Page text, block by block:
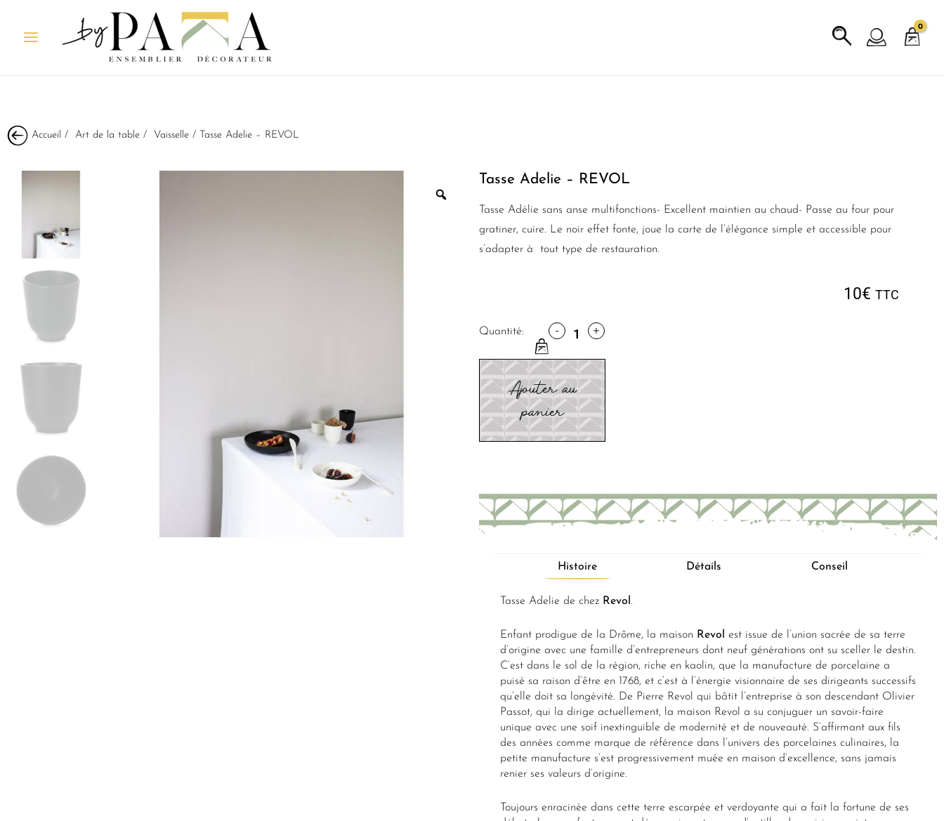
Accueil / Art de la table / Vaisselle / Tasse Adelie – REVOL
Tasse Adelie – REVOL
Tasse Adélie sans anse multifonctions- Excellent maintien au chaud- Passe au four pour
gratiner, cuire. Le noir effet fonte, joue la carte de l’élégance simple et accessible pour
s’adapter à tout type de restauration.
10€ TTC
Quantité: - +
Ajouter au
panier
Histoire Détails Conseil
Tasse Adelie de chez Revol.
Enfant prodigue de la Drôme, la maison Revol
est issue de l’union sacrée de sa terre
d’origine avec une famille d’entrepreneurs dont neuf générations ont su sceller le destin.
C’est dans le sol de la région, riche en kaolin, que la manufacture de porcelaine a
puisé sa raison d’être en 1768, et c’est à l’énergie visionnaire de ses dirigeants successifs
qu’elle doit sa longévité. De Pierre Revol qui bâtit l’entreprise à son descendant Olivier
Passot, qui la dirige actuellement, la maison Revol a su conjuguer un savoir-faire
unique avec une soif inextinguible de modernité et de nouveauté. S’affirmant aux fils
des années comme marque de référence dans l’univers des porcelaines culinaires, la
petite manufacture s’est progressivement muée en maison d’excellence, sans jamais
renier ses valeurs d’origine.
Toujours enracinée dans cette terre escarpée et verdoyante qui a fait la fortune de ses